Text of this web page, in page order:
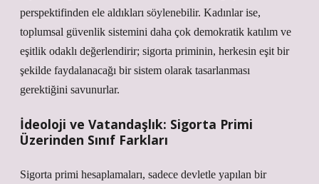
perspektifinden ele aldıkları söylenebilir. Kadınlar ise,
toplumsal güvenlik sistemini daha çok demokratik katılım ve
eşitlik odaklı değerlendirir; sigorta priminin, herkesin eşit bir
şekilde faydalanacağı bir sistem olarak tasarlanması
gerektiğini savunurlar.
İdeoloji ve Vatandaşlık: Sigorta Primi
Üzerinden Sınıf Farkları
Sigorta primi hesaplamaları, sadece devletle yapılan bir